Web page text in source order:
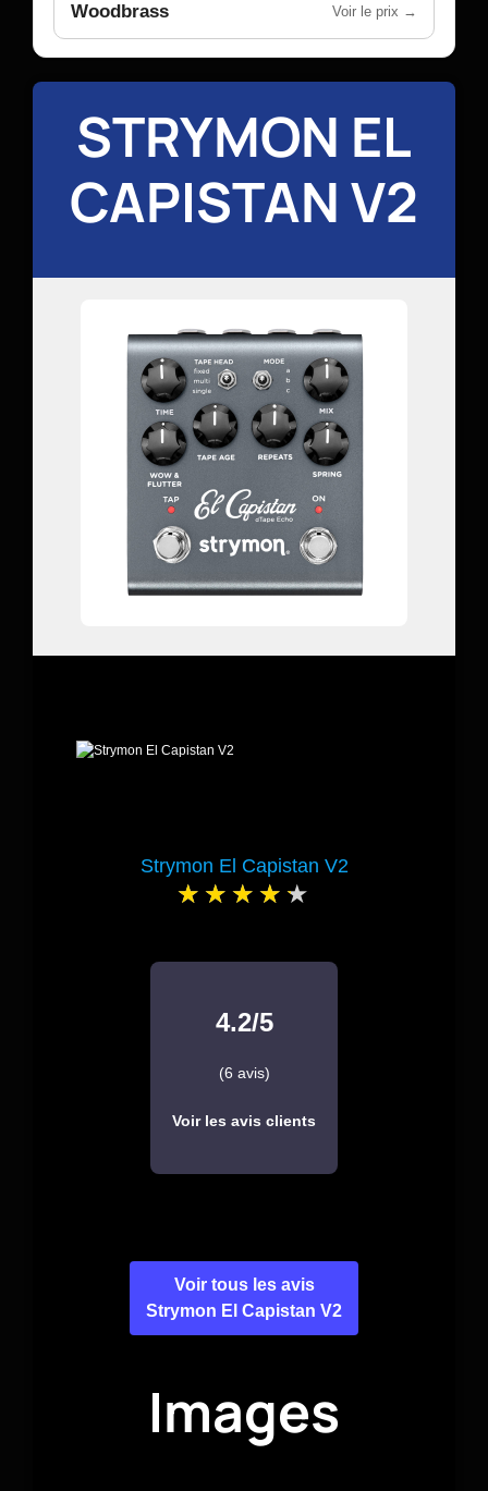
Woodbrass Voir le prix →
STRYMON EL
CAPISTAN V2
Strymon El Capistan V2
4.2/5
(6 avis)
Voir les avis clients
Voir tous les avis
Strymon El Capistan V2
Images